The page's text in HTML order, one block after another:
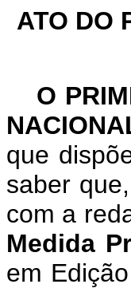
ATO DO
O
que
saber
com a
Medida
em